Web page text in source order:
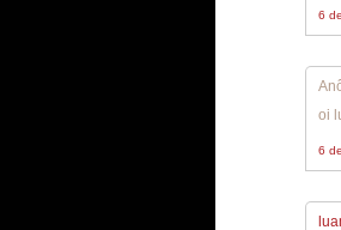
6
oi
6